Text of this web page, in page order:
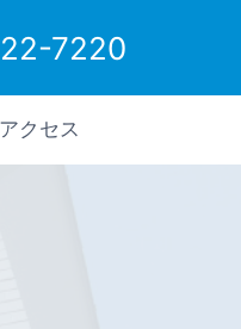
7220
クセス